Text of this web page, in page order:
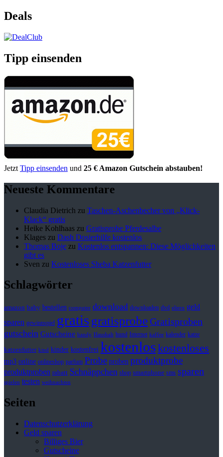
Deals
Tipp einsenden
Jetzt Tipp einsenden und 25 € Amazon Gutschein abstauben!
Neueste Kommentare
Claudia Dietrich zu Taschen-Aschenbecher von „Klick-
Klack“ gratis
Heike Kohlhaas zu Gratisprobe Pferdesalbe
Klages zu Dash Dosierhilfe kostenlos
Thomas Boje zu Kostenlos entspannen: Diese Möglichkeiten
gibt es
Sven zu Kostenloses Sheba Katzenfutter
Schlagwörter
amazon baby bestellen computer download downloaden dvd eltern geld
sparen gewinnspiel gratisgratisprobeGratisproben
gutschein Gutscheine handy Haushalt hund Internet kaffee kalender katze
katzenfutter kind kinder kostenfrei kostenloskostenloses
mp3 online onlineshop parfum Probe proben produktprobe
produktproben rabatt Schnäppchen shop smartphone sms sparen
spielen testen weihnachten
Seiten
Datenschutzerklärung
Geld sparen
Billiges Bier
Gutscheine